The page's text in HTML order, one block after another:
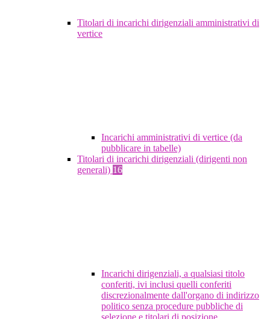
Titolari di incarichi dirigenziali amministrativi di
vertice
Incarichi amministrativi di vertice (da
pubblicare in tabelle)
Titolari di incarichi dirigenziali (dirigenti non
generali) 16
Incarichi dirigenziali, a qualsiasi titolo
conferiti, ivi inclusi quelli conferiti
discrezionalmente dall'organo di indirizzo
politico senza procedure pubbliche di